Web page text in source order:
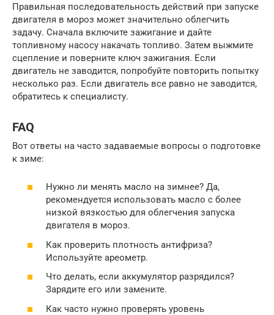
Правильная последовательность действий при запуске
двигателя в мороз может значительно облегчить
задачу. Сначала включите зажигание и дайте
топливному насосу накачать топливо. Затем выжмите
сцепление и поверните ключ зажигания. Если
двигатель не заводится, попробуйте повторить попытку
несколько раз. Если двигатель все равно не заводится,
обратитесь к специалисту.
FAQ
Вот ответы на часто задаваемые вопросы о подготовке
к зиме:
Нужно ли менять масло на зимнее? Да,
рекомендуется использовать масло с более
низкой вязкостью для облегчения запуска
двигателя в мороз.
Как проверить плотность антифриза?
Используйте ареометр.
Что делать, если аккумулятор разрядился?
Зарядите его или замените.
Как часто нужно проверять уровень